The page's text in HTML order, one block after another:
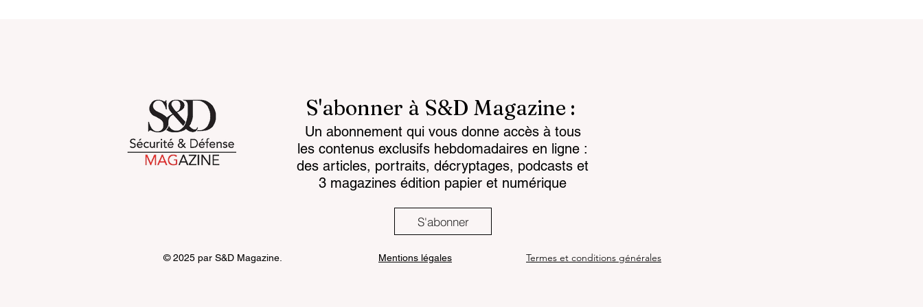
Customs 2030: a new era
Cognitive battlespace the
CCP's war for the mind
Chemical regulations: the
challenge facing land-
based armaments
S'abonner à S&D Magazine :
Un abonnement qui vous donne accès à tous
les contenus exclusifs hebdomadaires en ligne :
des articles, portraits, décryptages, podcasts et
3 magazines édition papier et numérique
S'abonner
Mentions légales
© 2025 par S&D Magazine. Termes et conditions générales